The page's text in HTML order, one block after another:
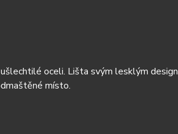
oceli. Lišta svým lesklým
místo.